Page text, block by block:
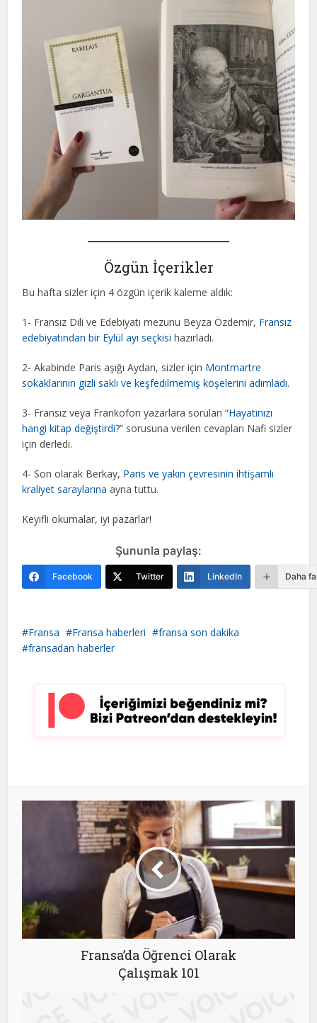
Özgün İçerikler
Bu hafta sizler için 4 özgün içerik kaleme aldık:
1- Fransız Dili ve Edebiyatı mezunu Beyza Özdemir, Fransız
edebiyatından bir Eylül ayı seçkisi hazırladı.
2- Akabinde Paris aşığı Aydan, sizler için Montmartre
sokaklarının gizli saklı ve keşfedilmemiş köşelerini adımladı.
3- Fransız veya Frankofon yazarlara sorulan “Hayatınızı
hangi kitap değiştirdi?” sorusuna verilen cevapları Nafi sizler
için derledi.
4- Son olarak Berkay, Paris ve yakın çevresinin ihtişamlı
kraliyet saraylarına ayna tuttu.
Keyifli okumalar, iyi pazarlar!
Şununla paylaş:
Facebook Twitter LinkedIn Daha
Fransa Fransa haberleri
fransa son dakika
fransadan haberler
Fransa’da Öğrenci Olarak
Çalışmak 101